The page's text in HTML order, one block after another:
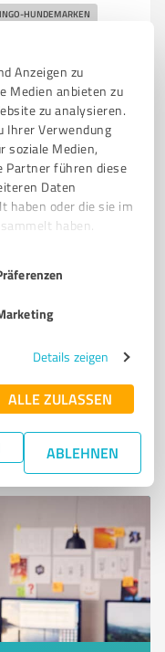
Anzeigen zu
Medien anbieten zu
zu analysieren.
Ihrer Verwendung
soziale Medien,
Partner führen diese
Daten
haben oder die sie im
haben.
Details zeigen
ALLE ZULASSEN
ABLEHNEN
HUNDEMARKEN
Walldorf
mit-herz.de